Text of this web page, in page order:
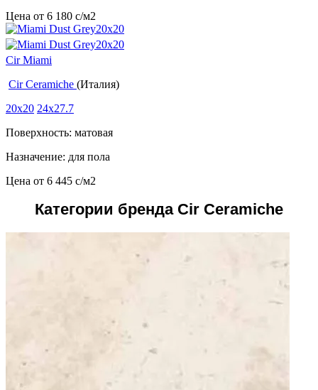
Цена от 6 180 c/м2
Cir Miami
Cir Ceramiche (Италия)
20x20 24x27.7
Поверхность: матовая
Назначение: для пола
Цена от 6 445 c/м2
Категории бренда Cir Ceramiche